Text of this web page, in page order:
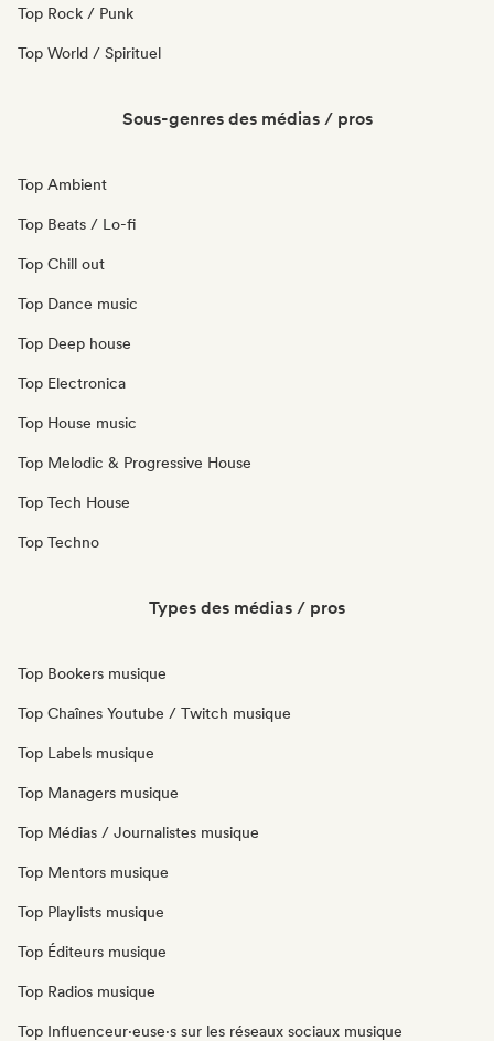
Top Rock / Punk
Top World / Spirituel
Sous-genres des médias / pros
Top Ambient
Top Beats / Lo-fi
Top Chill out
Top Dance music
Top Deep house
Top Electronica
Top House music
Top Melodic & Progressive House
Top Tech House
Top Techno
Types des médias / pros
Top Bookers musique
Top Chaînes Youtube / Twitch musique
Top Labels musique
Top Managers musique
Top Médias / Journalistes musique
Top Mentors musique
Top Playlists musique
Top Éditeurs musique
Top Radios musique
Top Influenceur·euse·s sur les réseaux sociaux musique